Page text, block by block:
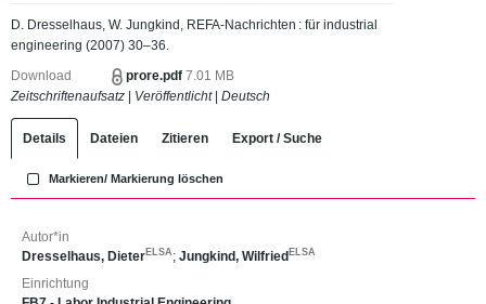
D. Dresselhaus, W. Jungkind, REFA-Nachrichten : für industrial
engineering (2007) 30–36.
Download prore.pdf 7.01 MB
Zeitschriftenaufsatz
Veröffentlicht| Deutsch
Details Dateien Zitieren Export / Suche
Markieren/ Markierung löschen
Autor*in
Dresselhaus, Dieter ELSA ; Jungkind, Wilfried ELSA
Einrichtung